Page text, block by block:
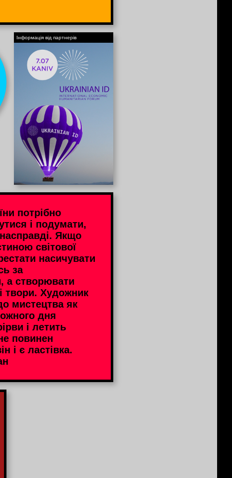
Інформація від партнерів
потрібно
і подумати,
Якщо
світової
насичувати
за
а створювати
твори. Художник
мистецтва як
дня
і летить
повинен
і є ластівка.